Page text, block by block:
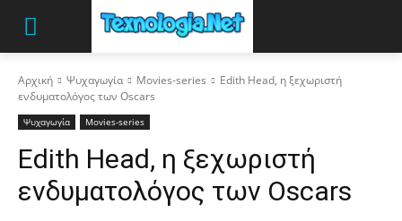
Αρχική Ψυχαγωγία Movies-series
Edith Head, η ξεχωριστή
ενδυματολόγος των Oscars
Ψυχαγωγία Movies-series
Edith Head, η ξεχωριστή
ενδυματολόγος των Oscars